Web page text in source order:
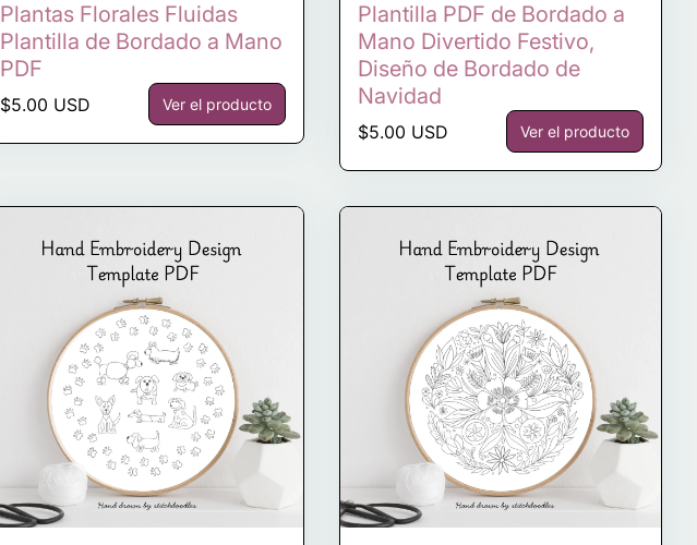
Plantas Florales Fluidas
Plantilla de Bordado a Mano
PDF
Precio normal
$5.00 USD Ver el producto
Plantilla PDF de Bordado a
Mano Divertido Festivo,
Diseño de Bordado de
Navidad
Precio normal
$5.00 USD Ver el producto